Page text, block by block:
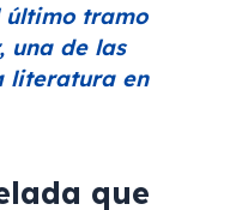
tramo
una de las
literatura en
que